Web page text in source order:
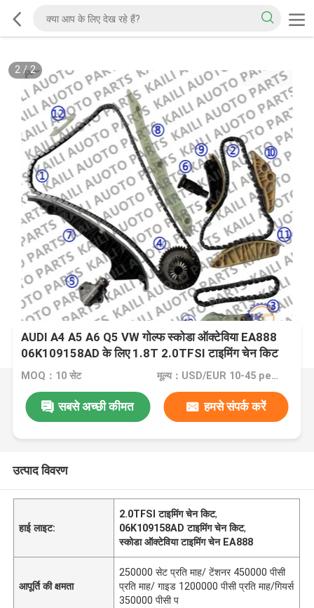
2/2
AUDI A4 A5 A6 Q5 VW गोल्फ स्कोडा ऑक्टेविया EA888
06K109158AD के लिए 1.8T 2.0TFSI टाइमिंग चेन किट
MOQ：10 सेट मूल्य：USD/EUR 10-45 per set
सबसे अच्छी कीमत हमसे संपर्क करें
उत्पाद विवरण
हाई लाइट:
2.0TFSI टाइमिंग चेन किट,
06K109158AD टाइमिंग चेन किट,
स्कोडा ऑक्टेविया टाइमिंग चेन EA888
आपूर्ति की क्षमता
250000 सेट प्रति माह/ टेंशनर 450000 पीसी
प्रति माह/ गाइड 1200000 पीसी प्रति माह/गियर्स
350000 पीसी प